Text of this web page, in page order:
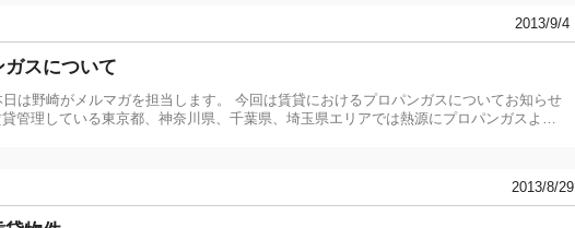
2013/9/4
スについて
は野崎がメルマガを担当します。 今回は賃貸におけるプロパンガスについてお知らせ
管理している東京都、神奈川県、千葉県、埼玉県エリアでは熱源にプロパンガスよ…
2013/8/29